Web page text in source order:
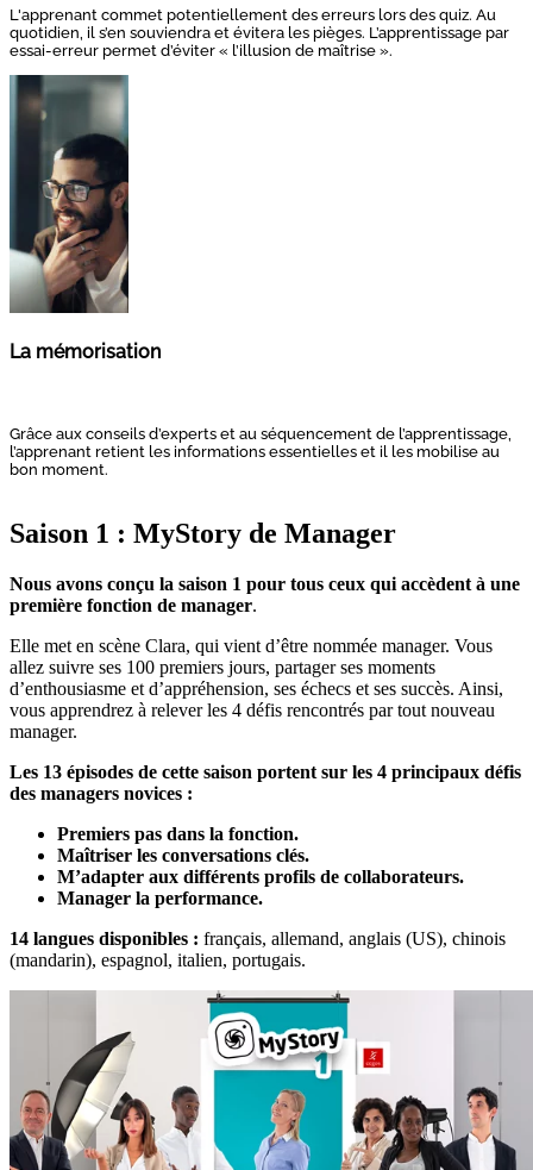
L'apprenant commet potentiellement des erreurs lors des quiz. Au
quotidien, il s’en souviendra et évitera les pièges. L’apprentissage par
essai-erreur permet d’éviter « l’illusion de maîtrise ».
La mémorisation
Grâce aux conseils d’experts et au séquencement de l’apprentissage,
l’apprenant retient les informations essentielles et il les mobilise au
bon moment.
Saison 1 : MyStory de Manager
Nous avons conçu la saison 1 pour tous ceux qui accèdent à une
première fonction de manager.
Elle met en scène Clara, qui vient d’être nommée manager. Vous
allez suivre ses 100 premiers jours, partager ses moments
d’enthousiasme et d’appréhension, ses échecs et ses succès. Ainsi,
vous apprendrez à relever les 4 défis rencontrés par tout nouveau
manager.
Les 13 épisodes de cette saison portent sur les 4 principaux défis
des managers novices :
Premiers pas dans la fonction.
Maîtriser les conversations clés.
M’adapter aux différents profils de collaborateurs.
Manager la performance.
14 langues disponibles : français, allemand, anglais (US), chinois
(mandarin), espagnol, italien, portugais.